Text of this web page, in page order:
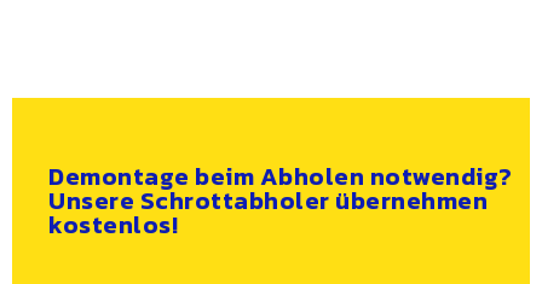
Demontage beim Abholen notwendig?
Unsere Schrottabholer übernehmen
kostenlos!